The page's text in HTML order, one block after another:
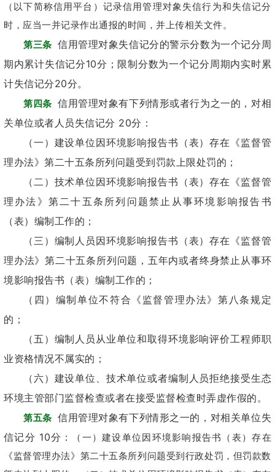
（以下简称信用平台）记录信用管理对象失信行为和失信记分
时，应当一并记录作出通报的时间，并上传相关文件。
第三条 信用管理对象失信记分的警示分数为一个记分周
期内累计失信记分10分；限制分数为一个记分周期内实时累
计失信记分20分。
第四条 信用管理对象有下列情形或者行为之一的，对相
关单位或者人员失信记分 20分：
（一）建设单位因环境影响报告书（表）存在《监督管
理办法》第二十五条所列问题受到罚款上限处罚的；
（二）技术单位因环境影响报告书（表）存在《监督管
理办法》第二十五条所列问题禁止从事环境影响报告书
（表）编制工作的；
（三）编制人员因环境影响报告书（表）存在《监督管
理办法》第二十五条所列问题，五年内或者终身禁止从事环
境影响报告书（表）编制工作的；
（四）编制单位不符合《监督管理办法》第八条规定
的；
（五）编制人员从业单位和取得环境影响评价工程师职
业资格情况不属实的；
（六）建设单位、技术单位或者编制人员拒绝接受生态
环境主管部门监督检查或者在接受监督检查时弄虚作假的。
第五条 信用管理对象有下列情形之一的，对相关单位失
信记分 10分：
（一）建设单位因环境影响报告书（表）存在
《监督管理办法》第二十五条所列问题受到行政处罚，但罚款数